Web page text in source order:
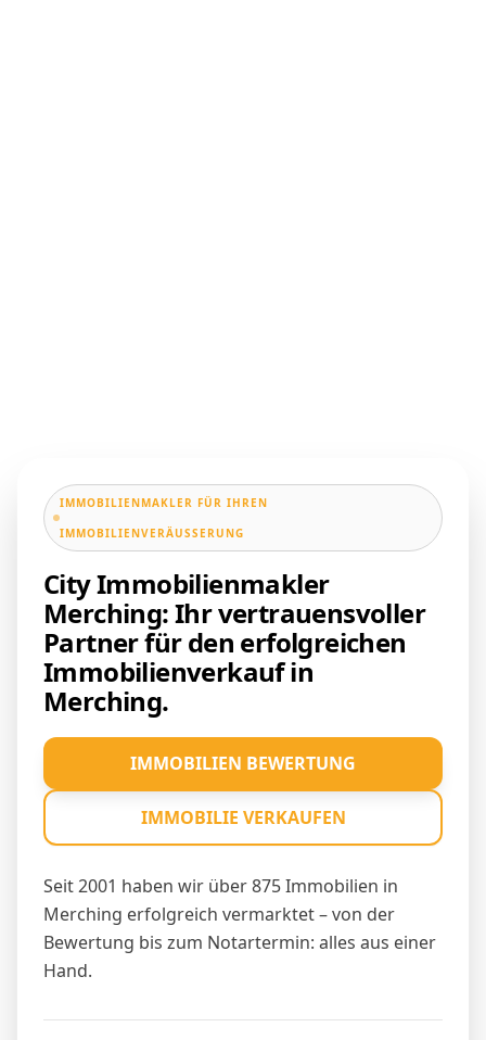
IMMOBILIENMAKLER FÜR IHREN
IMMOBILIENVERÄUSSERUNG
City Immobilienmakler
Merching: Ihr vertrauensvoller
Partner für den erfolgreichen
Immobilienverkauf in
Merching.
Seit 2001 haben wir über 875 Immobilien in
Merching erfolgreich vermarktet – von der
Bewertung bis zum Notartermin: alles aus einer
Hand.
IMMOBILIEN BEWERTUNG
IMMOBILIE VERKAUFEN